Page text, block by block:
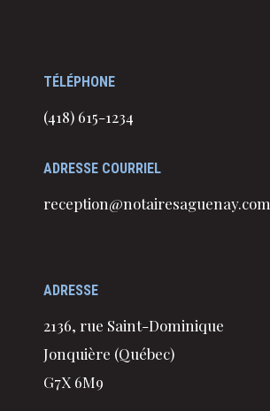
TÉLÉPHONE
(418) 615-1234
ADRESSE COURRIEL
reception@notairesaguenay.com
ADRESSE
2136, rue Saint-Dominique
Jonquière (Québec)
G7X 6M9